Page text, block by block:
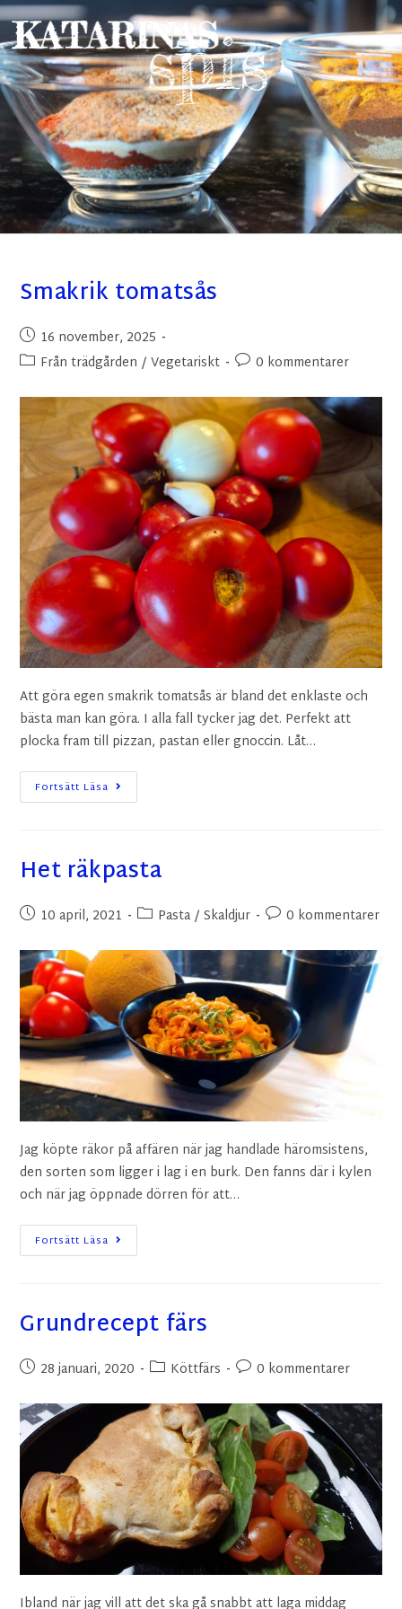
Smakrik tomatsås
16 november, 2025
Från trädgården / Vegetariskt 0 kommentarer
Att göra egen smakrik tomatsås är bland det enklaste och
bästa man kan göra. I alla fall tycker jag det. Perfekt att
plocka fram till pizzan, pastan eller gnoccin. Låt…
Fortsätt Läsa
Het räkpasta
10 april, 2021 Pasta / Skaldjur 0 kommentarer
Jag köpte räkor på affären när jag handlade häromsistens,
den sorten som ligger i lag i en burk. Den fanns där i kylen
och när jag öppnade dörren för att…
Fortsätt Läsa
Grundrecept färs
28 januari, 2020 Köttfärs 0 kommentarer
Ibland när jag vill att det ska gå snabbt att laga middag